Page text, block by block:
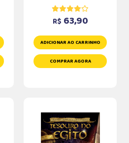
R$ 63,90
ADICIONAR AO CARRINHO
COMPRAR AGORA